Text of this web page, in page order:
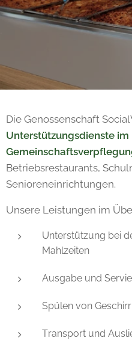
Die Genossenschaft
Unterstützungsdienste im
Betriebsrestaurants,
Senioreneinrichtungen.
Unsere Leistungen im
Unterstützung bei
Mahlzeiten
Ausgabe und
Spülen von
Transport und